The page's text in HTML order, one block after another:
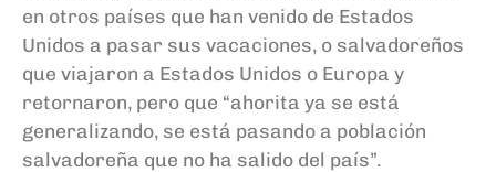
en otros países que han venido de Estados
Unidos a pasar sus vacaciones, o salvadoreños
que viajaron a Estados Unidos o Europa y
retornaron, pero que “ahorita ya se está
generalizando, se está pasando a población
salvadoreña que no ha salido del país”.